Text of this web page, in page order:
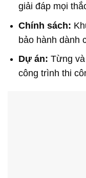
giải đáp mọi
Chính sách:
bảo hành dành
Dự án: Từng
công trình thi